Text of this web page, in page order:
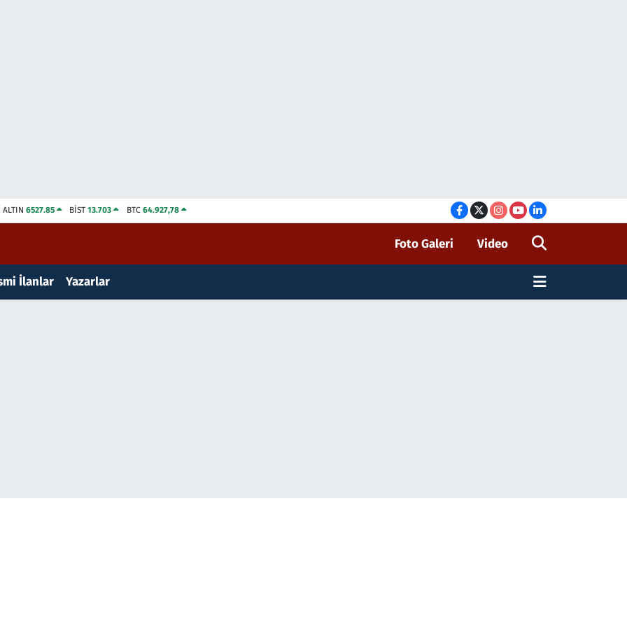
ALTIN 6527.85 BİST13.703 BTC 64.927,78
Foto Galeri Video
İlanlar Yazarlar